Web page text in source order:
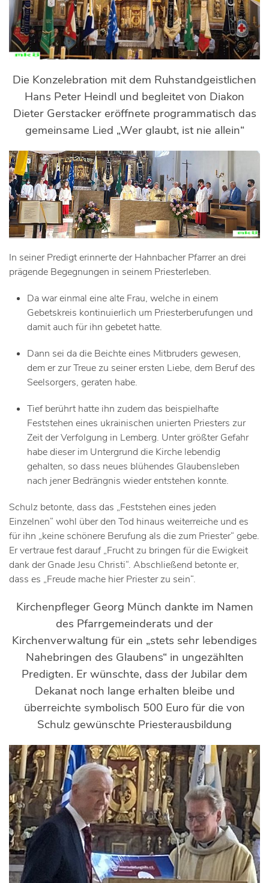
Die Konzelebration mit dem Ruhstandgeistlichen
Hans Peter Heindl und begleitet von Diakon
Dieter Gerstacker eröffnete programmatisch das
gemeinsame Lied „Wer glaubt, ist nie allein“
In seiner Predigt erinnerte der Hahnbacher Pfarrer an drei
prägende Begegnungen in seinem Priesterleben.
Da war einmal eine alte Frau, welche in einem
Gebetskreis kontinuierlich um Priesterberufungen und
damit auch für ihn gebetet hatte.
Dann sei da die Beichte eines Mitbruders gewesen,
dem er zur Treue zu seiner ersten Liebe, dem Beruf des
Seelsorgers, geraten habe.
Tief berührt hatte ihn zudem das beispielhafte
Feststehen eines ukrainischen unierten Priesters zur
Zeit der Verfolgung in Lemberg. Unter größter Gefahr
habe dieser im Untergrund die Kirche lebendig
gehalten, so dass neues blühendes Glaubensleben
nach jener Bedrängnis wieder entstehen konnte.
Schulz betonte, dass das „Feststehen eines jeden
Einzelnen“ wohl über den Tod hinaus weiterreiche und es
für ihn „keine schönere Berufung als die zum Priester“ gebe.
Er vertraue fest darauf „Frucht zu bringen für die Ewigkeit
dank der Gnade Jesu Christi“. Abschließend betonte er,
dass es „Freude mache hier Priester zu sein“.
Kirchenpfleger Georg Münch dankte im Namen
des Pfarrgemeinderats und der
Kirchenverwaltung für ein „stets sehr lebendiges
Nahebringen des Glaubens“ in ungezählten
Predigten. Er wünschte, dass der Jubilar dem
Dekanat noch lange erhalten bleibe und
überreichte symbolisch 500 Euro für die von
Schulz gewünschte Priesterausbildung